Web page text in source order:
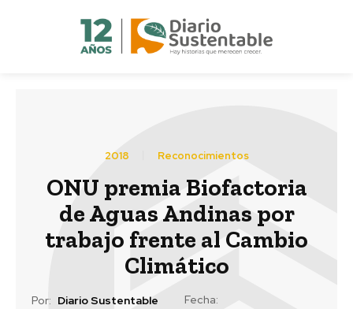
2018 Reconocimientos
ONU premia Biofactoria
de Aguas Andinas por
trabajo frente al Cambio
Climático
Por: Diario Sustentable
Fecha: